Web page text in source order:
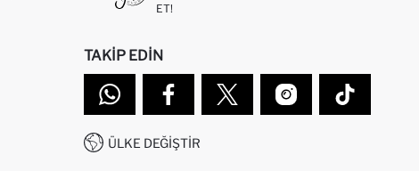
ET!
TAKIP EDIN
ÜLKE DEĞIŞTIR